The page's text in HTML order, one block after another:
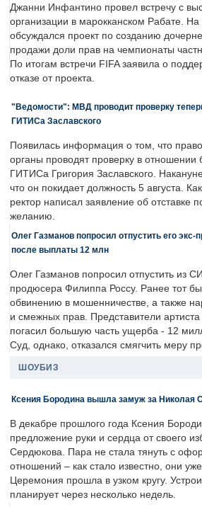
Джанни Инфантино провел встречу с
организации в марокканском Рабате.
обсуждался проект по созданию
продажи доли прав на чемпионаты
По итогам встречи FIFA заявила о
отказе от проекта.
"Ведомости": МВД проводит проверку
ГИТИСа Заславского
Появилась информация о том, что
органы проводят проверку в отношении
ГИТИСа Григория Заславского.
что он покидает должность 5 августа.
ректор написал заявление об отставке
желанию.
Олег Газманов попросил отпустить его
после выплаты 12 млн
Олег Газманов попросил отпустить из
продюсера Филиппа Россу. Ранее тот
обвинению в мошенничестве, а также
и смежных прав. Представители
погасил большую часть ущерба - 12
Суд, однако, отказался смягчить меру
ШОУБИЗ
Ксения Бородина вышла замуж за Николая
В декабре прошлого года Ксения
предложение руки и сердца от своего
Сердюкова. Пара не стала тянуть с
отношений – как стало известно, они
Церемония прошла в узком кругу.
планирует через несколько недель.